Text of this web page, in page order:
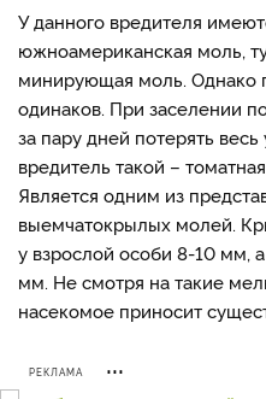
У данного вредителя
южноамериканская моль,
минирующая моль. Однако
одинаков. При заселении
за пару дней потерять
вредитель такой –
Является одним из
выемчатокрылых молей.
у взрослой особи 8-10 мм,
мм. Не смотря на такие
насекомое приносит
РЕКЛАМА